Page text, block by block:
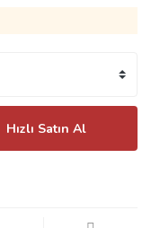
Hızlı Satın Al